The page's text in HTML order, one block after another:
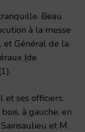
Beau
à la messe
et Général de la
(de
et ses officiers.
à gauche, en
et M.